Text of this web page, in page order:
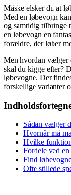
Måske elsker du at
Med en løbevogn
og samtidig tilbringe
en løbevogn en
forældre, der løber
Men hvordan vælger
skal du kigge efter?
løbevogne. Der
forskellige varianter
Sådan vælger
Hvornår må
Hvilke
Fordele ved
Find
Ofte stillede